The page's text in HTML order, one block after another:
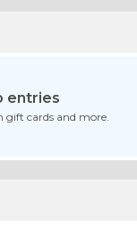
entries
gift cards and more.